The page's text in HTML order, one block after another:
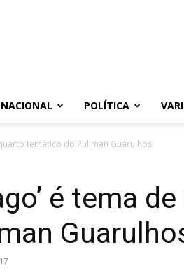
NACIONAL POLÍTICA
temático do Pullman Guarulhos
é tema